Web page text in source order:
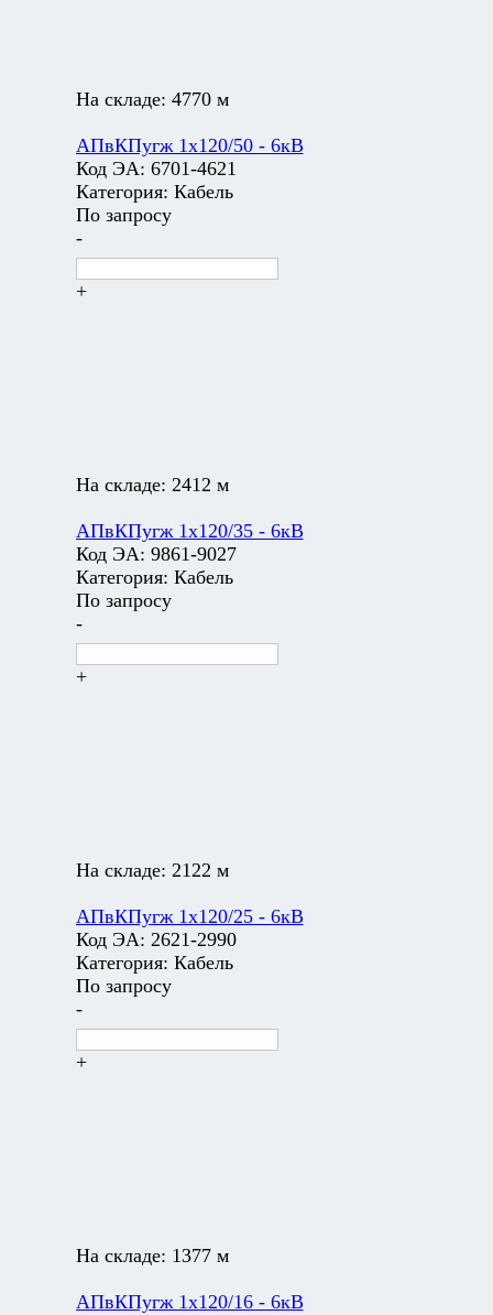
На складе: 4770 м
АПвКПугж 1х120/50 - 6кВ
Код ЭА: 6701-4621
Категория: Кабель
По запросу
-
+
На складе: 2412 м
АПвКПугж 1х120/35 - 6кВ
Код ЭА: 9861-9027
Категория: Кабель
По запросу
-
+
На складе: 2122 м
АПвКПугж 1х120/25 - 6кВ
Код ЭА: 2621-2990
Категория: Кабель
По запросу
-
+
На складе: 1377 м
АПвКПугж 1х120/16 - 6кВ